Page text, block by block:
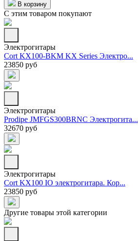
В корзину
С этим товаром покупают
Электрогитары
Cort KX100-BKM KX Series Электро...
23850 руб
Электрогитары
Prodipe JMFGS300BRNC Электрогита...
32670 руб
Электрогитары
Cort KX100 IO электрогитара. Кор...
23850 руб
Другие товары этой категории